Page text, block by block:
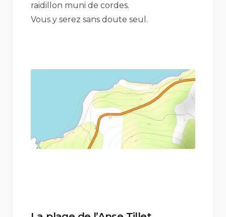
raidillon muni de cordes.
Vous y serez sans doute seul.